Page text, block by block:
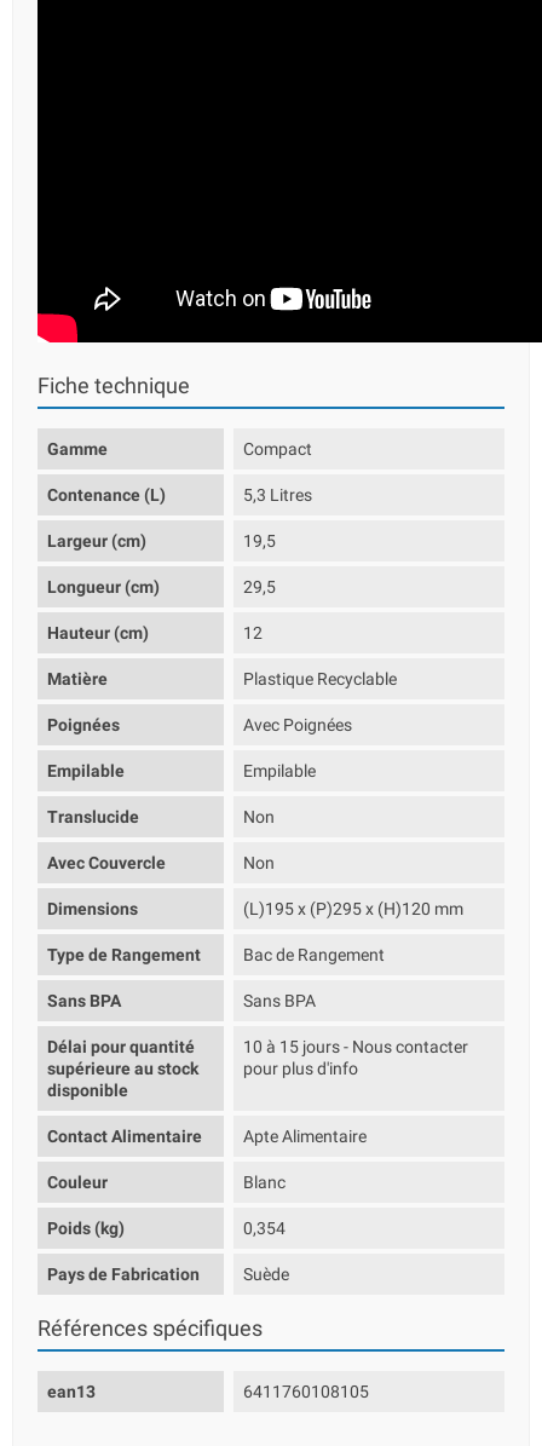
Fiche technique
Gamme Compact
Contenance (L) 5,3 Litres
Largeur (cm) 19,5
Longueur (cm) 29,5
Hauteur (cm) 12
Matière Plastique Recyclable
Poignées Avec Poignées
Empilable Empilable
Translucide Non
Avec Couvercle Non
Dimensions (L)195 x (P)295 x (H)120 mm
Type de Rangement Bac de Rangement
Sans BPA Sans BPA
Délai pour quantité
supérieure au stock
disponible
10 à 15 jours - Nous contacter
pour plus d'info
Contact Alimentaire Apte Alimentaire
Couleur Blanc
Poids (kg) 0,354
Pays de Fabrication Suède
Références spécifiques
ean13 6411760108105